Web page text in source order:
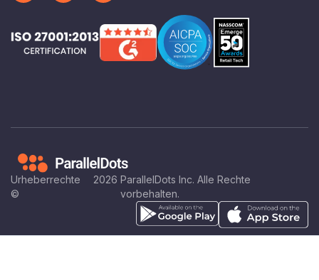
Urheberrechte
©
2026 ParallelDots Inc. Alle Rechte
vorbehalten.